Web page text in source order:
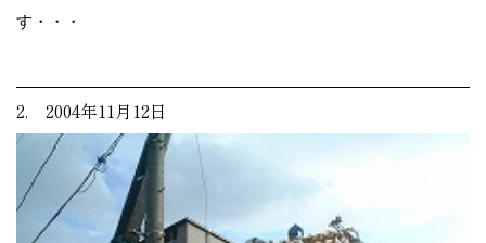
す・・・
2. 2004年11月12日